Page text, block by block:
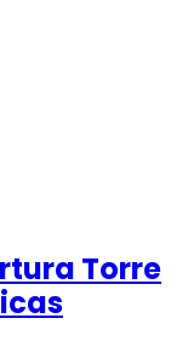
Torre